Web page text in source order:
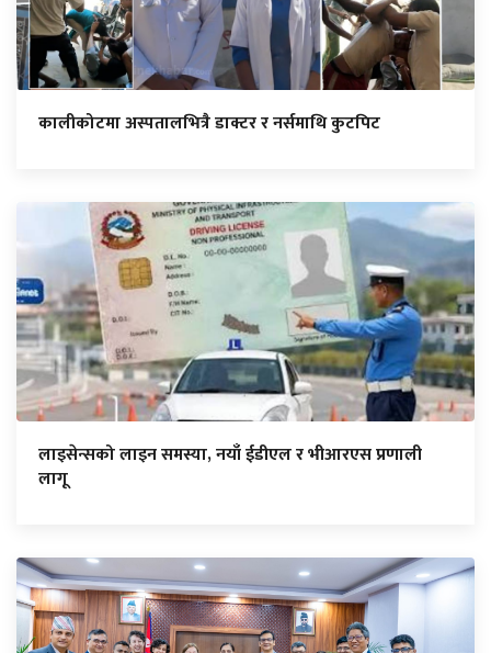
कालीकोटमा अस्पतालभित्रै डाक्टर र नर्समाथि कुटपिट
लाइसेन्सको लाइन समस्या, नयाँ ईडीएल र भीआरएस प्रणाली
लागू